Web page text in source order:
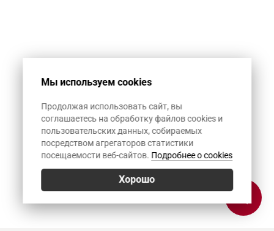
Мы используем cookies
Продолжая использовать сайт, вы
соглашаетесь на обработку файлов cookies и
пользовательских данных, собираемых
посредством агрегаторов статистики
посещаемости веб-сайтов. Подробнее о cookies
Хорошо